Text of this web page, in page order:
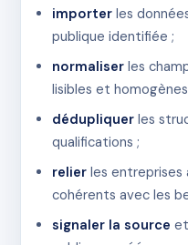
importer les
publique identifiée ;
normaliser les
lisibles et
dédupliquer les
qualifications ;
relier les entreprises
cohérents avec les
signaler la source